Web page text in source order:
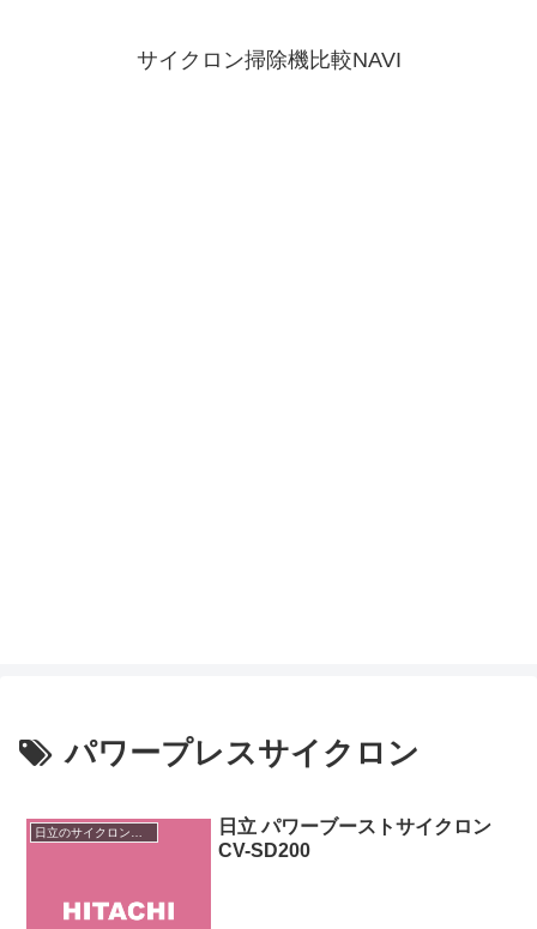
サイクロン掃除機比較NAVI
パワープレスサイクロン
日立 パワーブーストサイクロン
CV-SD200